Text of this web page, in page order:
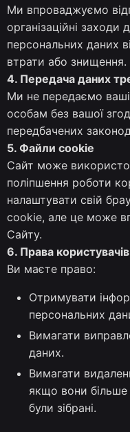
Ми впроваджуємо
організаційні
персональних даних
втрати або знищення.
4. Передача даних
Ми не передаємо ваші
особам без вашої
передбачених
5. Файли cookie
Сайт може
поліпшення роботи
налаштувати свій
cookie, але це може
Сайту.
6. Права користувачів
Ви маєте право:
Отримувати
персональних
Вимагати
даних.
Вимагати
якщо вони більше
були зібрані.